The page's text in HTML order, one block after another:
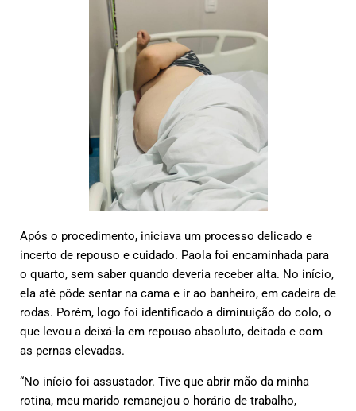
Após o procedimento, iniciava um processo delicado e
incerto de repouso e cuidado. Paola foi encaminhada para
o quarto, sem saber quando deveria receber alta. No início,
ela até pôde sentar na cama e ir ao banheiro, em cadeira de
rodas. Porém, logo foi identificado a diminuição do colo, o
que levou a deixá-la em repouso absoluto, deitada e com
as pernas elevadas.
“No início foi assustador. Tive que abrir mão da minha
rotina, meu marido remanejou o horário de trabalho,